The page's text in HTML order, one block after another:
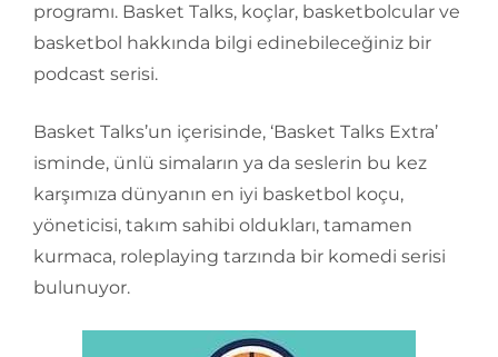
programı. Basket Talks, koçlar, basketbolcular ve
basketbol hakkında bilgi edinebileceğiniz bir
podcast serisi.
Basket Talks’un içerisinde, ‘Basket Talks Extra’
isminde, ünlü simaların ya da seslerin bu kez
karşımıza dünyanın en iyi basketbol koçu,
yöneticisi, takım sahibi oldukları, tamamen
kurmaca, roleplaying tarzında bir komedi serisi
bulunuyor.